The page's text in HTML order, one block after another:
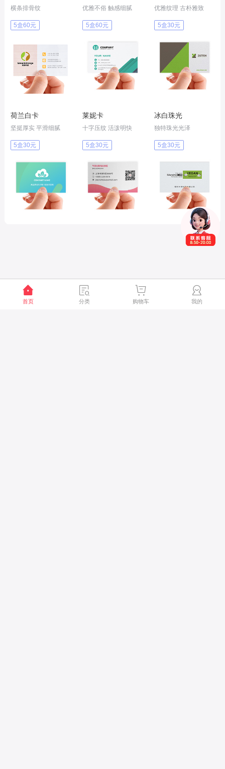
首页 分类 购物车 我的
横条排骨纹
5盒60元
优雅不俗 触感细腻
5盒60元
优雅纹理 古朴雅致
5盒30元
荷兰白卡
坚挺厚实 平滑细腻
5盒30元
莱妮卡
十字压纹 活泼明快
5盒30元
冰白珠光
独特珠光光泽
5盒30元